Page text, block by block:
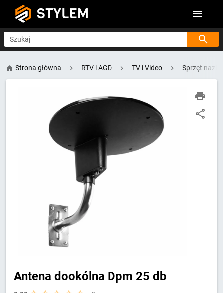
STYLEM
Szukaj
Strona główna RTV i AGD TV i Video Sprzęt
Antena dookólna Dpm 25 db